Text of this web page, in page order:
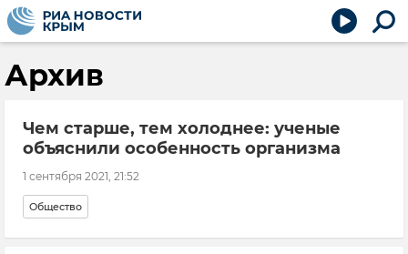
Архив
Чем старше, тем холоднее: ученые
объяснили особенность организма
1 сентября 2021, 21:52
Общество